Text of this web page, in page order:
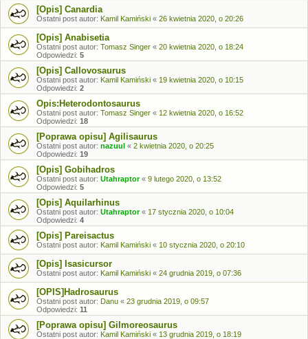
[Opis] Canardia
Ostatni post autor: Kamil Kamiński « 26 kwietnia 2020, o 20:26
[Opis] Anabisetia
Ostatni post autor: Tomasz Singer « 20 kwietnia 2020, o 18:24
Odpowiedzi: 5
[Opis] Callovosaurus
Ostatni post autor: Kamil Kamiński « 19 kwietnia 2020, o 10:15
Odpowiedzi: 2
Opis:Heterodontosaurus
Ostatni post autor: Tomasz Singer « 12 kwietnia 2020, o 16:52
Odpowiedzi: 18
[Poprawa opisu] Agilisaurus
Ostatni post autor: nazuul « 2 kwietnia 2020, o 20:25
Odpowiedzi: 19
[Opis] Gobihadros
Ostatni post autor: Utahraptor« 9 lutego 2020, o 13:52
Odpowiedzi: 5
[Opis] Aquilarhinus
Ostatni post autor: Utahraptor« 17 stycznia 2020, o 10:04
Odpowiedzi: 4
[Opis] Pareisactus
Ostatni post autor: Kamil Kamiński « 10 stycznia 2020, o 20:10
[Opis] Isasicursor
Ostatni post autor: Kamil Kamiński « 24 grudnia 2019, o 07:36
[OPIS]Hadrosaurus
Ostatni post autor: Danu « 23 grudnia 2019, o 09:57
Odpowiedzi: 11
[Poprawa opisu] Gilmoreosaurus
Ostatni post autor: Kamil Kamiński « 13 grudnia 2019, o 18:19